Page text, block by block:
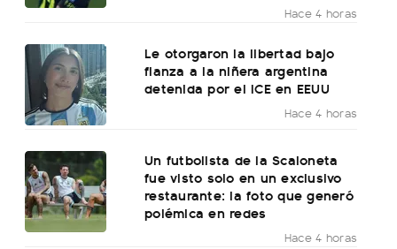
Hace 4 horas
Le otorgaron la libertad bajo
fianza a la niñera argentina
detenida por el ICE en EEUU
Hace 4 horas
Un futbolista de la Scaloneta
fue visto solo en un exclusivo
restaurante: la foto que generó
polémica en redes
Hace 4 horas